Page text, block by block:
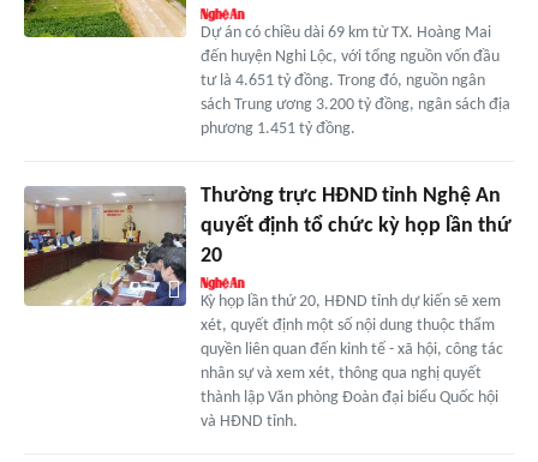
Dự án có chiều dài 69 km từ TX. Hoàng Mai
đến huyện Nghi Lộc, với tổng nguồn vốn đầu
tư là 4.651 tỷ đồng. Trong đó, nguồn ngân
sách Trung ương 3.200 tỷ đồng, ngân sách địa
phương 1.451 tỷ đồng.
Thường trực HĐND tỉnh Nghệ An
quyết định tổ chức kỳ họp lần thứ
20
Kỳ họp lần thứ 20, HĐND tỉnh dự kiến sẽ xem
xét, quyết định một số nội dung thuộc thẩm
quyền liên quan đến kinh tế - xã hội, công tác
nhân sự và xem xét, thông qua nghị quyết
thành lập Văn phòng Đoàn đại biểu Quốc hội
và HĐND tỉnh.